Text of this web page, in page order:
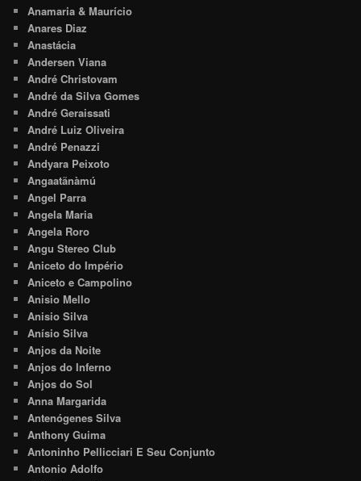
Anamaria & Maurício
Anares Diaz
Anastácia
Andersen Viana
André Christovam
André da Silva Gomes
André Geraissati
André Luiz Oliveira
André Penazzi
Andyara Peixoto
Angaatãnàmú
Angel Parra
Angela Maria
Angela Roro
Angu Stereo Club
Aniceto do Império
Aniceto e Campolino
Anisio Mello
Anisio Silva
Anísio Silva
Anjos da Noite
Anjos do Inferno
Anjos do Sol
Anna Margarida
Antenógenes Silva
Anthony Guima
Antoninho Pellicciari E Seu Conjunto
Antonio Adolfo